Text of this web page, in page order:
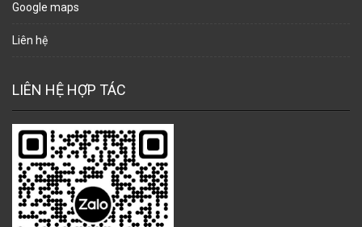
Google maps
Liên hệ
LIÊN HỆ HỢP TÁC